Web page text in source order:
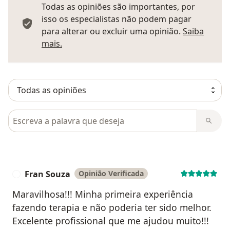
Todas as opiniões são importantes, por
isso os especialistas não podem pagar
para alterar ou excluir uma opinião. Saiba
mais.
Pesquisar em opiniões
Fran Souza Opinião Verificada
Maravilhosa!!! Minha primeira experiência
fazendo terapia e não poderia ter sido melhor.
Excelente profissional que me ajudou muito!!!